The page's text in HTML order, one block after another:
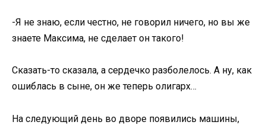
-Я не знаю, если честно, не говорил ничего, но вы же
знаете Максима, не сделает он такого!
Сказать-то сказала, а сердечко разболелось. А ну, как
ошиблась в сыне, он же теперь олигарх…
На следующий день во дворе появились машины,